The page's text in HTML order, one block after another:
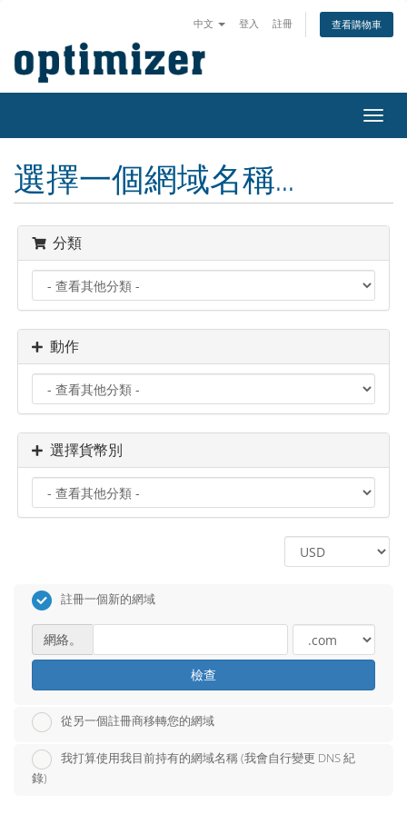
中文 登入 註冊 查看購物車
切
換
選擇一個網域名稱...
分類
動作
選擇貨幣別
註冊一個新的網域
網絡。
檢查
從另一個註冊商移轉您的網域
我打算使用我目前持有的網域名稱 (我會自行變更 DNS 紀
錄)